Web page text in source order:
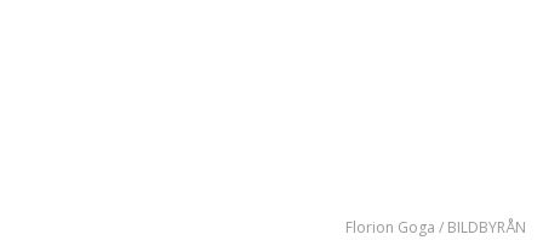
Florion Goga / BILDBYRÅN